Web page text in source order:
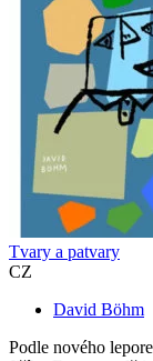
Tvary a patvary
CZ
David Böhm
Podle nového